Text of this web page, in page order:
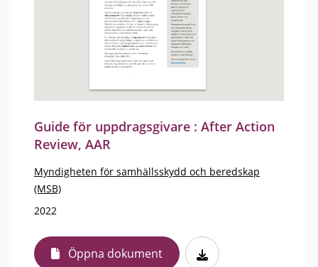
Guide för uppdragsgivare : After Action
Review, AAR
Myndigheten för samhällsskydd och beredskap
(MSB)
2022
Öppna dokument